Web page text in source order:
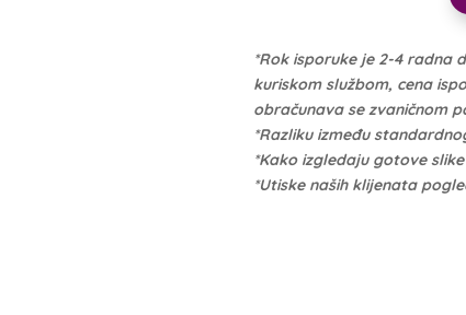
*Rok isporuke je 2-4 radna
kuriskom službom, cena
obračunava se zvaničnom
*Razliku između
*Kako izgledaju gotove
*Utiske naših klijenata